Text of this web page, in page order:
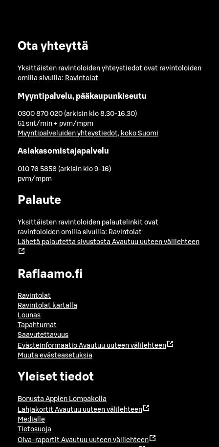
Ota yhteyttä
Yksittäisten ravintoloiden yhteystiedot ovat ravintoloiden
omilla sivuilla: Ravintolat
Myyntipalvelu, pääkaupunkiseutu
0300 870 020 (arkisin klo 8.30-16.30)
51 snt/min + pvm/mpm
Myyntipalveluiden yhteystiedot, koko Suomi
Asiakasomistajapalvelu
010 76 5858 (arkisin klo 9-16)
pvm/mpm
Palaute
Yksittäisten ravintoloiden palautelinkit ovat
ravintoloiden omilla sivuilla: Ravintolat
Lähetä palautetta sivustosta Avautuu uuteen välilehteen
Raflaamo.fi
Ravintolat
Ravintolat kartalla
Lounas
Tapahtumat
Saavutettavuus
Evästeinformaatio Avautuu uuteen välilehteen
Muuta evästeasetuksia
Yleiset tiedot
Bonusta Applen Lompakolla
Lahjakortit Avautuu uuteen välilehteen
Medialle
Tietosuoja
Oiva-raportit Avautuu uuteen välilehteen